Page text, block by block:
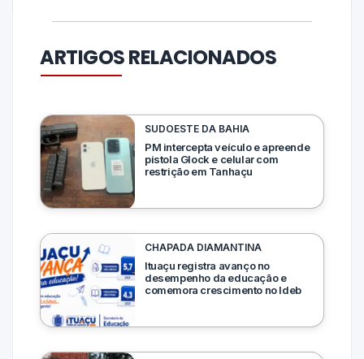
ARTIGOS RELACIONADOS
SUDOESTE DA BAHIA
PM intercepta veículo e apreende
pistola Glock e celular com
restrição em Tanhaçu
CHAPADA DIAMANTINA
Ituaçu registra avanço no
desempenho da educação e
comemora crescimento no Ideb